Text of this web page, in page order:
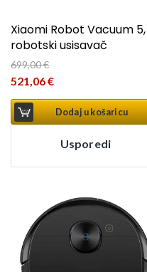
Xiaomi Robot Vacuum 5,
robotski usisavač
699,00€
Izvorna cijena bila je:
521,06€
Trenutna cijena je: 521,06
Dodaj u košaricu
Usporedi